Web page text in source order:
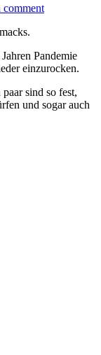
comment
Pandemie
einzurocken.
sind so fest,
und sogar auch